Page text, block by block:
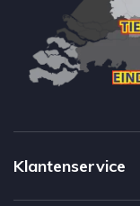
Klantenservice